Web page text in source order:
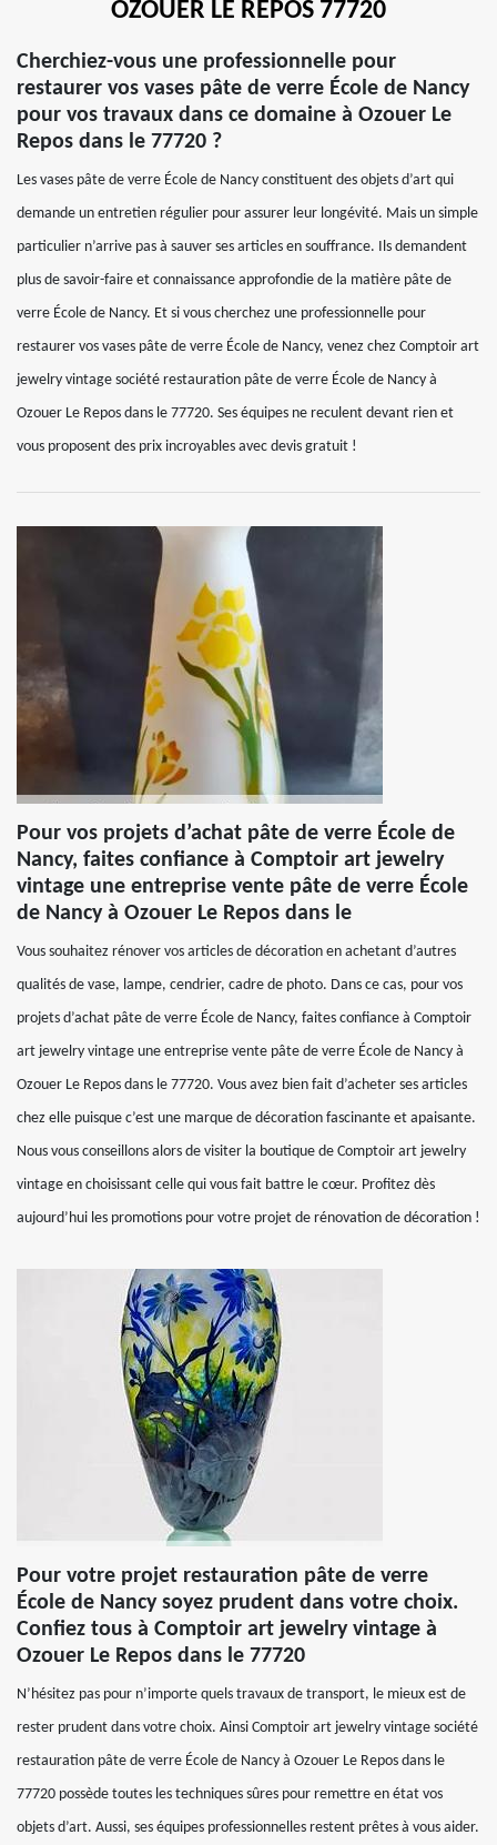
OZOUER LE REPOS 77720
Cherchiez-vous une professionnelle pour
restaurer vos vases pâte de verre École de Nancy
pour vos travaux dans ce domaine à Ozouer Le
Repos dans le 77720 ?
Les vases pâte de verre École de Nancy constituent des objets d’art qui
demande un entretien régulier pour assurer leur longévité. Mais un simple
particulier n’arrive pas à sauver ses articles en souffrance. Ils demandent
plus de savoir-faire et connaissance approfondie de la matière pâte de
verre École de Nancy. Et si vous cherchez une professionnelle pour
restaurer vos vases pâte de verre École de Nancy, venez chez Comptoir art
jewelry vintage société restauration pâte de verre École de Nancy à
Ozouer Le Repos dans le 77720. Ses équipes ne reculent devant rien et
vous proposent des prix incroyables avec devis gratuit !
Pour vos projets d’achat pâte de verre École de
Nancy, faites confiance à Comptoir art jewelry
vintage une entreprise vente pâte de verre École
de Nancy à Ozouer Le Repos dans le
Vous souhaitez rénover vos articles de décoration en achetant d’autres
qualités de vase, lampe, cendrier, cadre de photo. Dans ce cas, pour vos
projets d’achat pâte de verre École de Nancy, faites confiance à Comptoir
art jewelry vintage une entreprise vente pâte de verre École de Nancy à
Ozouer Le Repos dans le 77720. Vous avez bien fait d’acheter ses articles
chez elle puisque c’est une marque de décoration fascinante et apaisante.
Nous vous conseillons alors de visiter la boutique de Comptoir art jewelry
vintage en choisissant celle qui vous fait battre le cœur. Profitez dès
aujourd’hui les promotions pour votre projet de rénovation de décoration !
Pour votre projet restauration pâte de verre
École de Nancy soyez prudent dans votre choix.
Confiez tous à Comptoir art jewelry vintage à
Ozouer Le Repos dans le 77720
N’hésitez pas pour n’importe quels travaux de transport, le mieux est de
rester prudent dans votre choix. Ainsi Comptoir art jewelry vintage société
restauration pâte de verre École de Nancy à Ozouer Le Repos dans le
77720 possède toutes les techniques sûres pour remettre en état vos
objets d’art. Aussi, ses équipes professionnelles restent prêtes à vous aider.